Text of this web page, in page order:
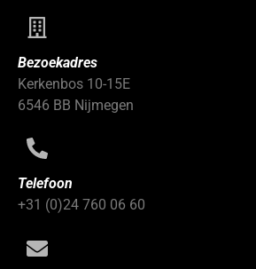
Bezoekadres
Kerkenbos 10-15E
6546 BB Nijmegen
Telefoon
+31 (0)24 760 06 60